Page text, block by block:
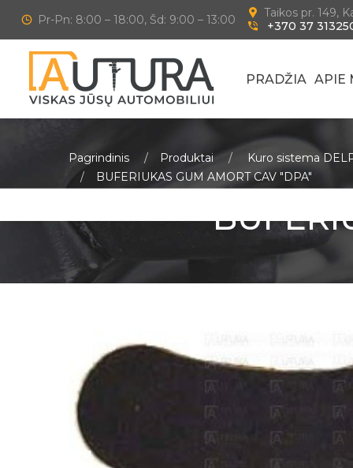
Pr-Pn: 8:00 – 18:00, Šd: 9:00 – 13:00
Taikos pr. 149,
+370 37
PRADŽIA APIE
Pagrindinis Produktai Kuro sistema
BUFERIUKAS GUM AMORT CAV "DPA"